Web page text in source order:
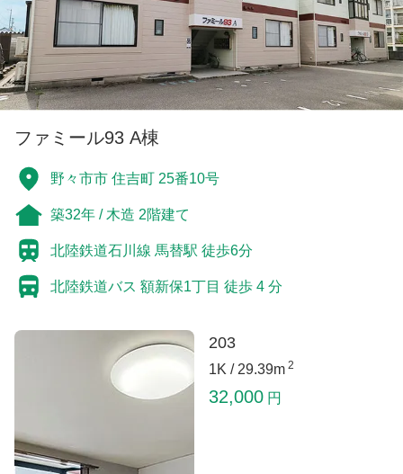
ファミール93 A棟
野々市市 住吉町 25番10号
築32年 / 木造 2階建て
北陸鉄道石川線 馬替駅 徒歩6分
北陸鉄道バス 額新保1丁目 徒歩 4 分
203
1K / 29.39m 2
32,000 円